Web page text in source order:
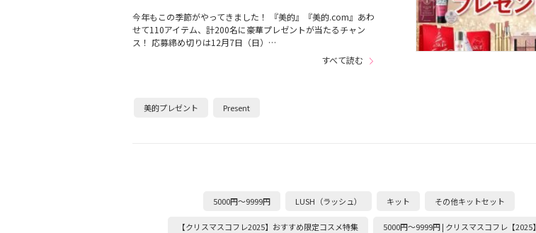
今年もこの季節がやってきました！ 『美的』『美的.com』あわ
せて110アイテム、計200名に豪華プレゼントが当たるチャン
ス！ 応募締め切りは12月7日（日）…
すべて読む
美的プレゼント Present
5000円～9999円 LUSH（ラッシュ） キット その他キットセット
【クリスマスコフレ2025】おすすめ限定コスメ特集 5000円～9999円 | クリスマスコフレ【2025】